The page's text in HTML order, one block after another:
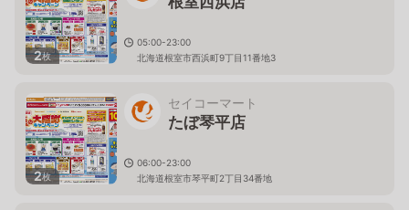
2枚
05:00-23:00
北海道根室市西浜町9丁目11番地3
2枚
セイコーマート
たぼ琴平店
06:00-23:00
北海道根室市琴平町2丁目34番地